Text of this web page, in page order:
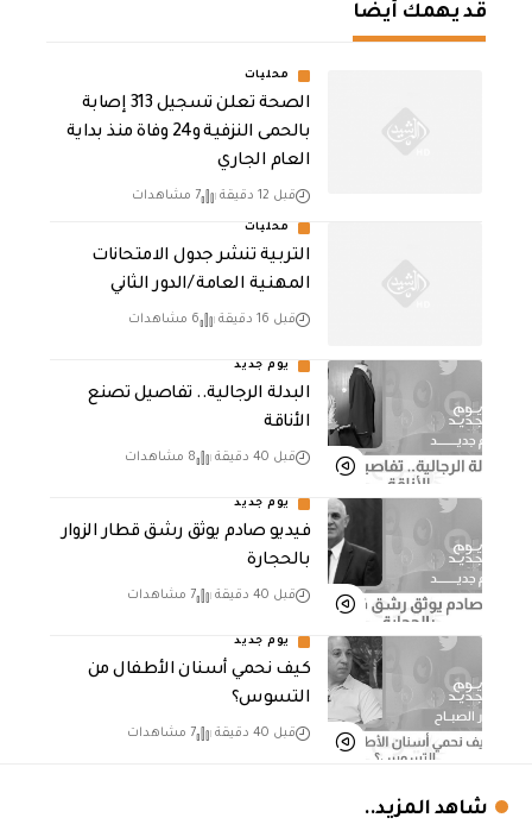
قد يهمك أيضا
محليات
الصحة تعلن تسجيل 313 إصابة
بالحمى النزفية و24 وفاة منذ بداية
العام الجاري
قبل 12 دقيقة 7 مشاهدات
محليات
التربية تنشر جدول الامتحانات
المهنية العامة /الدور الثاني
قبل 16 دقيقة 6 مشاهدات
يوم جديد
البدلة الرجالية.. تفاصيل تصنع
الأناقة
قبل 40 دقيقة 8 مشاهدات
يوم جديد
فيديو صادم يوثق رشق قطار الزوار
بالحجارة
قبل 40 دقيقة 7 مشاهدات
يوم جديد
كيف نحمي أسنان الأطفال من
التسوس؟
قبل 40 دقيقة 7 مشاهدات
شاهد المزيد..